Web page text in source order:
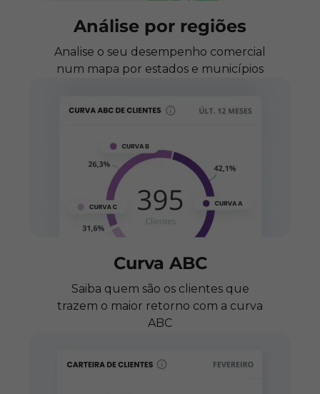
Análise por regiões
Analise o seu desempenho comercial
num mapa por estados e municípios
Curva ABC
Saiba quem são os clientes que
trazem o maior retorno com a curva
ABC